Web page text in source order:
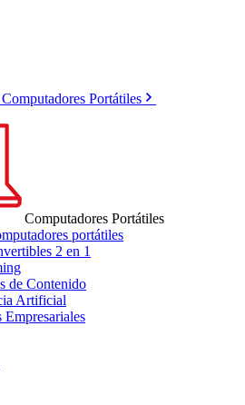
Computadores Portátiles
Computadores Portátiles
portátiles
2 en 1
de Contenido
Artificial
Empresariales